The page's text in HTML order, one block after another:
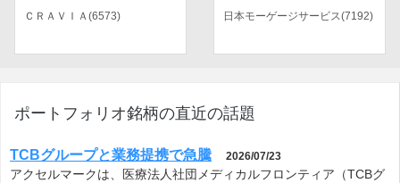
ＣＲＡＶＩＡ(6573) 日本モーゲージサービス(7192)
ポートフォリオ銘柄の直近の話題
TCBグループと業務提携で急騰 2026/07/23
アクセルマークは、医療法人社団メディカルフロンティア（TCBグ